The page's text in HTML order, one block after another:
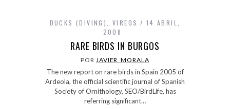
DUCKS (DIVING) VIREOS
14 ABRIL,
2008
RARE BIRDS IN BURGOS
POR JAVIER_MORALA
The new report on rare birds in Spain 2005 of
Ardeola, the official scientific journal of Spanish
Society of Ornithology, SEO/BirdLife, has
referring significant…